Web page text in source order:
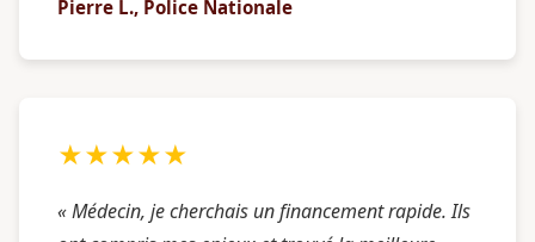
Pierre L., Police Nationale
★★★★★
« Médecin, je cherchais un financement rapide. Ils